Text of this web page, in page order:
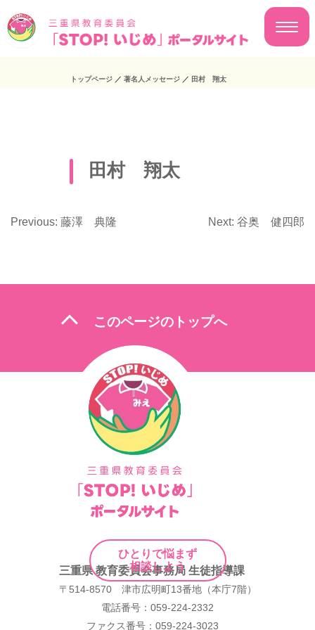
トップページ ／ 著名人メッセージ ／ 田村 翔太
田村 翔太
ナ
Previous: 藤澤 典隆 Next: 谷奥 健四郎
ひとりで悩まず
相談しよう
expand_less このページのトップへ
三重県 教育委員会事務局 生徒指導課
〒514-8570 津市広明町13番地（本庁7階）
電話番号：059-224-2332
ファクス番号：059-224-3023